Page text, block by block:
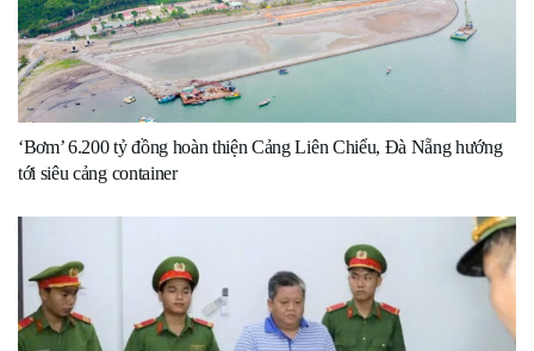
‘Bơm’ 6.200 tỷ đồng hoàn thiện Cảng Liên Chiểu, Đà Nẵng hướng
tới siêu cảng container